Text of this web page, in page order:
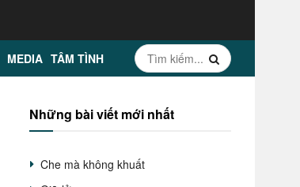
MEDIA TÂM TÌNH
Những bài viết mới nhất
Che mà không khuất